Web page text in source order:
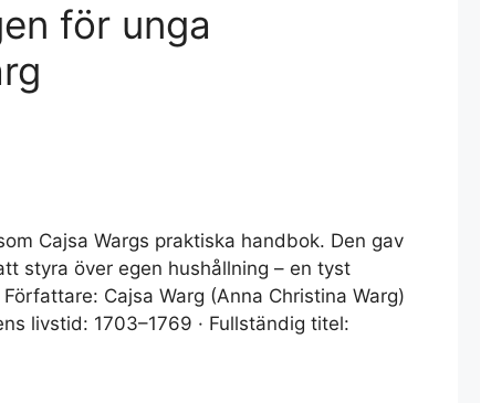
för unga
Cajsa Wargs praktiska handbok. Den gav
styra över egen hushållning – en tyst
Cajsa Warg (Anna Christina Warg)
livstid: 1703–1769 · Fullständig titel: